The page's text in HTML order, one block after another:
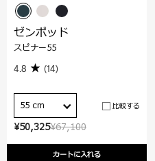
¥67,100
¥50,325
カートに入れる
ゼンポッド
スピナー55
4.8 (14)
55 cm 比較する